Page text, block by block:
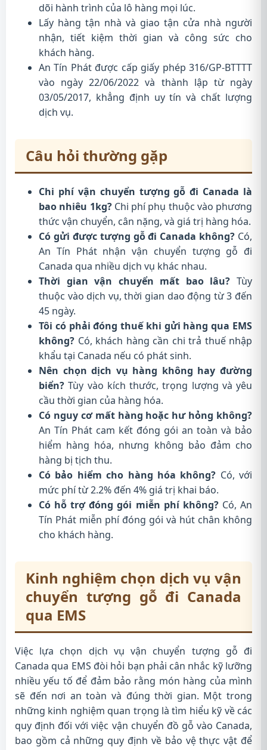
dõi hành trình của lô hàng mọi lúc.
Lấy hàng tận nhà và giao tận cửa nhà người
nhận, tiết kiệm thời gian và công sức cho
khách hàng.
An Tín Phát được cấp giấy phép 316/GP-BTTTT
vào ngày 22/06/2022 và thành lập từ ngày
03/05/2017, khẳng định uy tín và chất lượng
dịch vụ.
Câu hỏi thường gặp
Chi phí vận chuyển tượng gỗ đi Canada là
bao nhiêu 1kg?Chi phí phụ thuộc vào phương
thức vận chuyển, cân nặng, và giá trị hàng hóa.
Có gửi được tượng gỗ đi Canada không? Có,
An Tín Phát nhận vận chuyển tượng gỗ đi
Canada qua nhiều dịch vụ khác nhau.
Thời gian vận chuyển mất bao lâu? Tùy
thuộc vào dịch vụ, thời gian dao động từ 3 đến
45 ngày.
Tôi có phải đóng thuế khi gửi hàng qua EMS
không? Có, khách hàng cần chi trả thuế nhập
khẩu tại Canada nếu có phát sinh.
Nên chọn dịch vụ hàng không hay đường
biển? Tùy vào kích thước, trọng lượng và yêu
cầu thời gian của hàng hóa.
Có nguy cơ mất hàng hoặc hư hỏng không?
An Tín Phát cam kết đóng gói an toàn và bảo
hiểm hàng hóa, nhưng không bảo đảm cho
hàng bị tịch thu.
Có bảo hiểm cho hàng hóa không? Có, với
mức phí từ 2.2% đến 4% giá trị khai báo.
Có hỗ trợ đóng gói miễn phí không?Có, An
Tín Phát miễn phí đóng gói và hút chân không
cho khách hàng.
Kinh nghiệm chọn dịch vụ vận
chuyển tượng gỗ đi Canada
qua EMS
Việc lựa chọn dịch vụ vận chuyển tượng gỗ đi
Canada qua EMS đòi hỏi bạn phải cân nhắc kỹ lưỡng
nhiều yếu tố để đảm bảo rằng món hàng của mình
sẽ đến nơi an toàn và đúng thời gian. Một trong
những kinh nghiệm quan trọng là tìm hiểu kỹ về các
quy định đối với việc vận chuyển đồ gỗ vào Canada,
bao gồm cả những quy định về bảo vệ thực vật để